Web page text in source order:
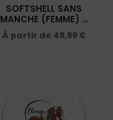
SOFTSHELL SANS
MANCHE (FEMME) –
ROBART PHILIPPE -
NOIR - R232F
À partir de 49,99 €